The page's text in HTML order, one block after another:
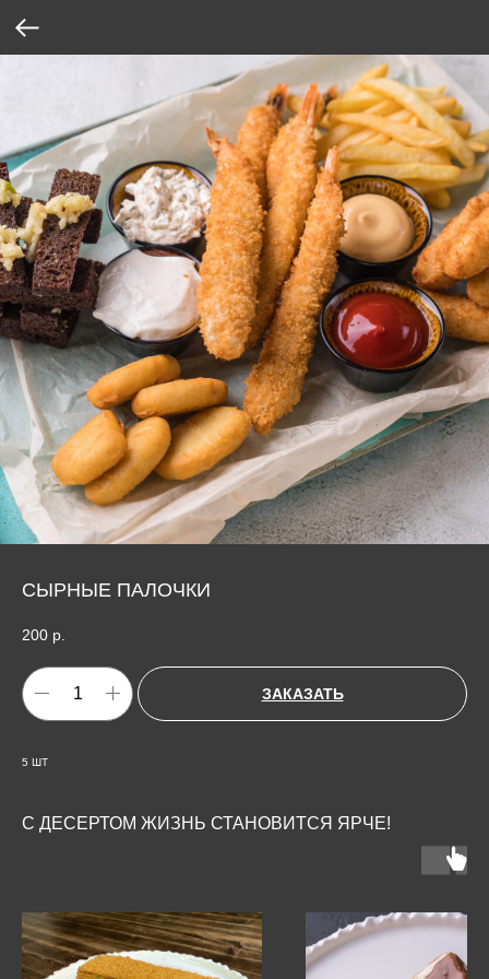
СЫРНЫЕ ПАЛОЧКИ
200 р.
ЗАКАЗАТЬ
5 ШТ
С ДЕСЕРТОМ ЖИЗНЬ СТАНОВИТСЯ ЯРЧЕ!